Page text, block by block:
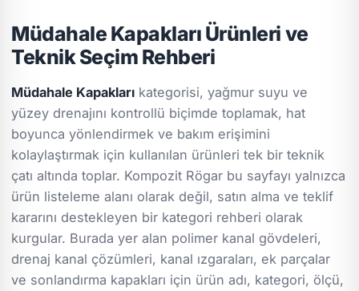
Müdahale Kapakları Ürünleri ve
Teknik Seçim Rehberi
Müdahale Kapakları kategorisi, yağmur suyu ve
yüzey drenajını kontrollü biçimde toplamak, hat
boyunca yönlendirmek ve bakım erişimini
kolaylaştırmak için kullanılan ürünleri tek bir teknik
çatı altında toplar. Kompozit Rögar bu sayfayı yalnızca
ürün listeleme alanı olarak değil, satın alma ve teklif
kararını destekleyen bir kategori rehberi olarak
kurgular. Burada yer alan polimer kanal gövdeleri,
drenaj kanal çözümleri, kanal ızgaraları, ek parçalar
ve sonlandırma kapakları için ürün adı, kategori, ölçü,